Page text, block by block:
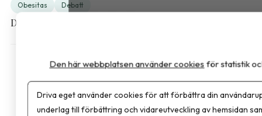
Obesitas Debatt
Dela artikeln
Den här webbplatsen använder cookies för statistik
Driva eget använder cookies för att förbättra din
underlag till förbättring och vidareutveckling av hemsidan